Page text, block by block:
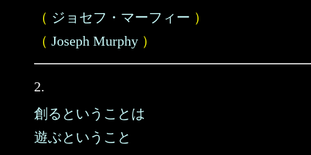
（ ジョセフ・マーフィー ）
（ Joseph Murphy ）
2.
創るということは
遊ぶということ